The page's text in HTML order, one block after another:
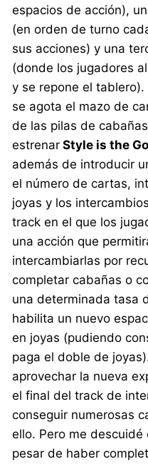
espacios de acción),
(en orden de turno
sus acciones) y una
(donde los jugadores
y se repone el
se agota el mazo de
de las pilas de
estrenar Style is the
además de introducir
el número de cartas,
joyas y los
track en el que los
una acción que
intercambiarlas por
completar cabañas o
una determinada tasa
habilita un nuevo
en joyas (pudiendo
paga el doble de
aprovechar la nueva
el final del track de
conseguir numerosas
ello. Pero me
pesar de haber